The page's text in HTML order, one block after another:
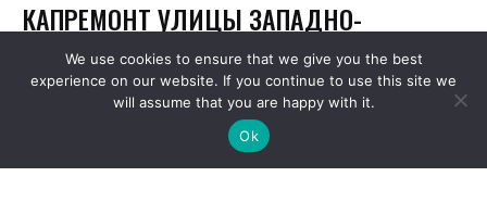
We use cookies to ensure that we give you the best
experience on our website. If you continue to use this site we
will assume that you are happy with it.
Ok